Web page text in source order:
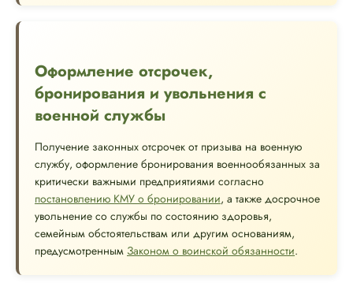
Оформление отсрочек,
бронирования и увольнения с
военной службы
Получение законных отсрочек от призыва на военную
службу, оформление бронирования военнообязанных за
критически важными предприятиями согласно
постановлению КМУ о бронировании, а также досрочное
увольнение со службы по состоянию здоровья,
семейным обстоятельствам или другим основаниям,
предусмотренным Законом о воинской обязанности.